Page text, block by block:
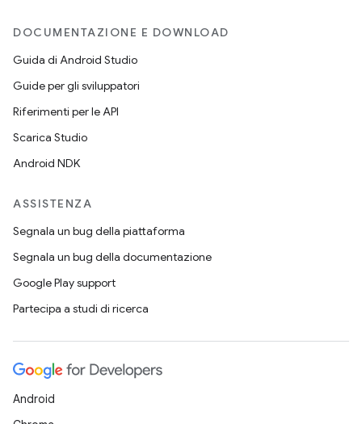
DOCUMENTAZIONE E DOWNLOAD
Guida di Android Studio
Guide per gli sviluppatori
Riferimenti per le API
Scarica Studio
Android NDK
ASSISTENZA
Segnala un bug della piattaforma
Segnala un bug della documentazione
Google Play support
Partecipa a studi di ricerca
Android